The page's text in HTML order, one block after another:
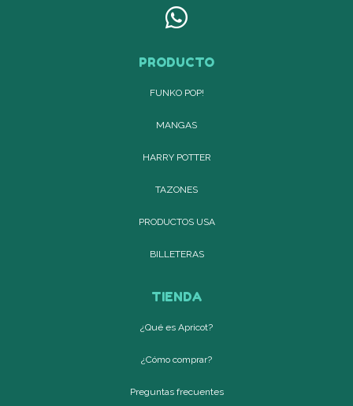
PRODUCTO
FUNKO POP!
MANGAS
HARRY POTTER
TAZONES
PRODUCTOS USA
BILLETERAS
TIENDA
¿Qué es Apricot?
¿Cómo comprar?
Preguntas frecuentes